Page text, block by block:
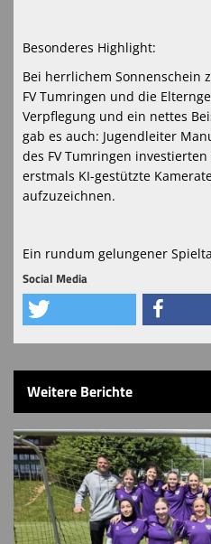
Besonderes Highlight:
Bei herrlichem Sonnenschein
FV Tumringen und die
Verpflegung und ein nettes
gab es auch: Jugendleiter
des FV Tumringen
erstmals KI-gestützte
aufzuzeichnen.
Ein rundum gelungener
Social Media
Weitere Berichte